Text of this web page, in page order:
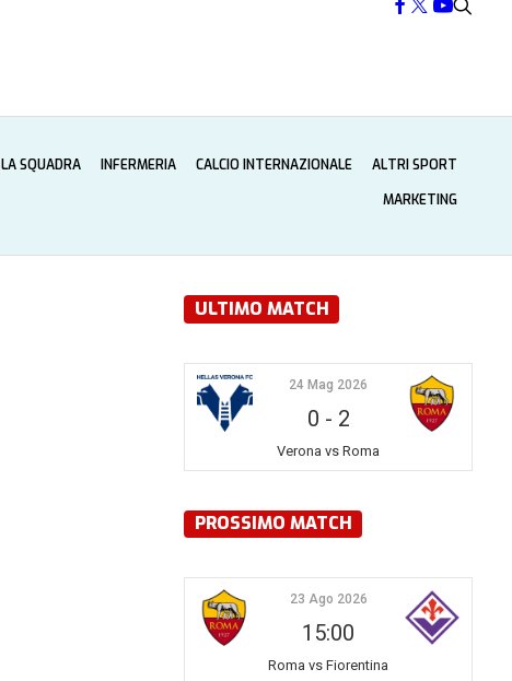
LA SQUADRA INFERMERIA CALCIO INTERNAZIONALE
ALTRI SPORT
MARKETING
ULTIMO MATCH
24 Mag 2026
0 - 2
Verona vs Roma
PROSSIMO MATCH
23 Ago 2026
15:00
Roma vs Fiorentina